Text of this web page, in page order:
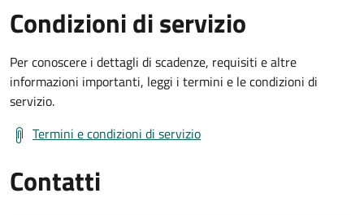
Condizioni di servizio
Per conoscere i dettagli di scadenze, requisiti e altre
informazioni importanti, leggi i termini e le condizioni di
servizio.
Termini e condizioni di servizio
Contatti